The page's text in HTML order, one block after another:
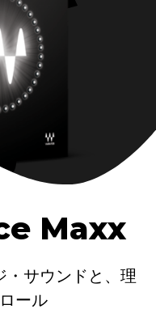
Maxx
・サウンドと、理
ール